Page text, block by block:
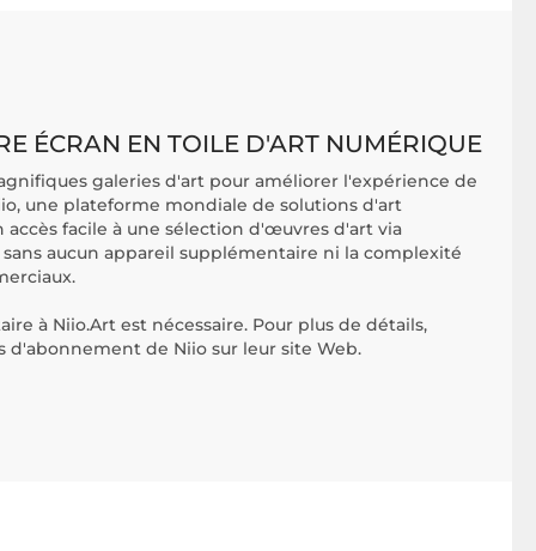
ÉCRAN EN TOILE D'ART NUMÉRIQUE
galeries d'art pour améliorer l'expérience de
une plateforme mondiale de solutions d'art
accès facile à une sélection d'œuvres d'art via
aucun appareil supplémentaire ni la complexité
à Niio.Art est nécessaire. Pour plus de détails,
d'abonnement de Niio sur leur site Web.